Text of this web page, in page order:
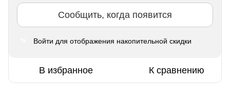
Сообщить, когда появится
Войти для отображения накопительной скидки
В избранное К сравнению